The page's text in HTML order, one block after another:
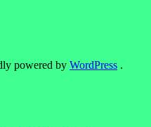
powered by WordPress .